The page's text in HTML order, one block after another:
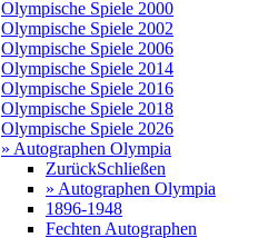
Olympische Spiele 2000
Olympische Spiele 2002
Olympische Spiele 2006
Olympische Spiele 2014
Olympische Spiele 2016
Olympische Spiele 2018
Olympische Spiele 2026
» Autographen Olympia
ZurückSchließen
» Autographen Olympia
1896-1948
Fechten Autographen